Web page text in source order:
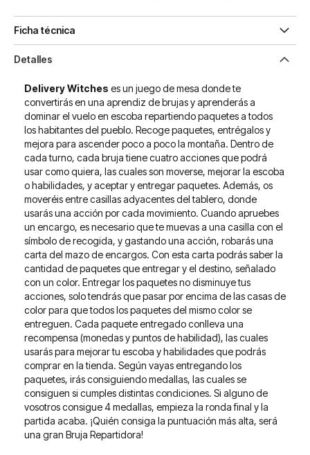
Ficha técnica
Detalles
Delivery Witches es un juego de mesa donde te
convertirás en una aprendiz de brujas y aprenderás a
dominar el vuelo en escoba repartiendo paquetes a todos
los habitantes del pueblo. Recoge paquetes, entrégalos y
mejora para ascender poco a poco la montaña. Dentro de
cada turno, cada bruja tiene cuatro acciones que podrá
usar como quiera, las cuales son moverse, mejorar la escoba
o habilidades, y aceptar y entregar paquetes. Además, os
moveréis entre casillas adyacentes del tablero, donde
usarás una acción por cada movimiento. Cuando apruebes
un encargo, es necesario que te muevas a una casilla con el
símbolo de recogida, y gastando una acción, robarás una
carta del mazo de encargos. Con esta carta podrás saber la
cantidad de paquetes que entregar y el destino, señalado
con un color. Entregar los paquetes no disminuye tus
acciones, solo tendrás que pasar por encima de las casas de
color para que todos los paquetes del mismo color se
entreguen. Cada paquete entregado conlleva una
recompensa (monedas y puntos de habilidad), las cuales
usarás para mejorar tu escoba y habilidades que podrás
comprar en la tienda. Según vayas entregando los
paquetes, irás consiguiendo medallas, las cuales se
consiguen si cumples distintas condiciones. Si alguno de
vosotros consigue 4 medallas, empieza la ronda final y la
partida acaba. ¡Quién consiga la puntuación más alta, será
una gran Bruja Repartidora!